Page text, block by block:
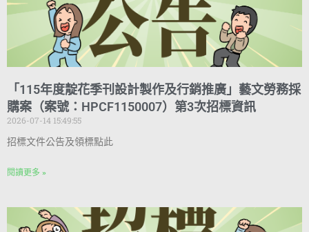
「115年度靛花季刊設計製作及行銷推廣」藝文勞務採
購案（案號：HPCF1150007）第3次招標資訊
2026-07-14 15:49:55
招標文件公告及領標點此
閱讀更多 »